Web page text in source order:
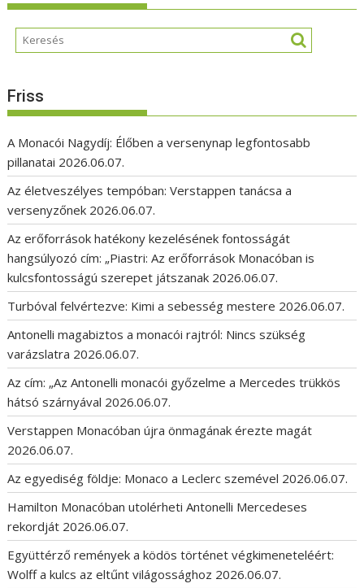
Friss
A Monacói Nagydíj: Élőben a versenynap legfontosabb
pillanatai 2026.06.07.
Az életveszélyes tempóban: Verstappen tanácsa a
versenyzőnek 2026.06.07.
Az erőforrások hatékony kezelésének fontosságát
hangsúlyozó cím: „Piastri: Az erőforrások Monacóban is
kulcsfontosságú szerepet játszanak 2026.06.07.
Turbóval felvértezve: Kimi a sebesség mestere 2026.06.07.
Antonelli magabiztos a monacói rajtról: Nincs szükség
varázslatra 2026.06.07.
Az cím: „Az Antonelli monacói győzelme a Mercedes trükkös
hátsó szárnyával 2026.06.07.
Verstappen Monacóban újra önmagának érezte magát
2026.06.07.
Az egyediség földje: Monaco a Leclerc szemével 2026.06.07.
Hamilton Monacóban utolérheti Antonelli Mercedeses
rekordját 2026.06.07.
Együttérző remények a ködös történet végkimeneteléért:
Wolff a kulcs az eltűnt világossághoz 2026.06.07.